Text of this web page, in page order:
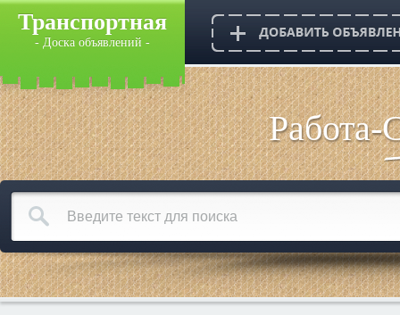
Транспортная
- Доска объявлений -